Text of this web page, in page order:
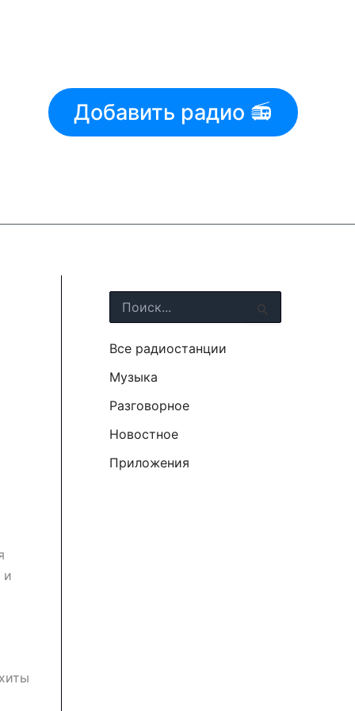
Добавить радио 📻
и
о
с
к
Все радиостанции
Музыка
Разговорное
Новостное
Приложения